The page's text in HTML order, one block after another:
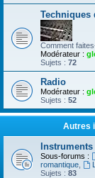
Techniques
Comment
Modérateur :
Sujets : 72
Radio
Modérateur :
Sujets : 52
Autres
Sous-forums :
romantique
Sujets : 83